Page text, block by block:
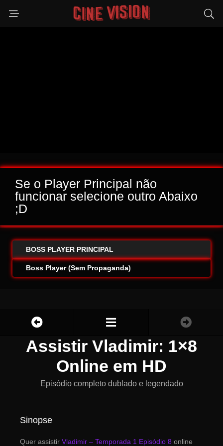
Se o Player Principal não
funcionar selecione outro Abaixo
;D
BOSS PLAYER PRINCIPAL
Boss Player (Sem Propaganda)
Assistir Vladimir: 1×8
Online em HD
Episódio completo dublado e legendado
Sinopse
Quer assistir Vladimir – Temporada 1 Episódio 8 online